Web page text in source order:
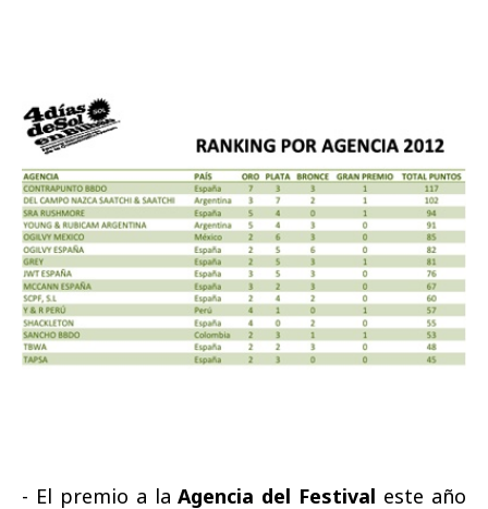
- El premio a laAgencia del Festival este año